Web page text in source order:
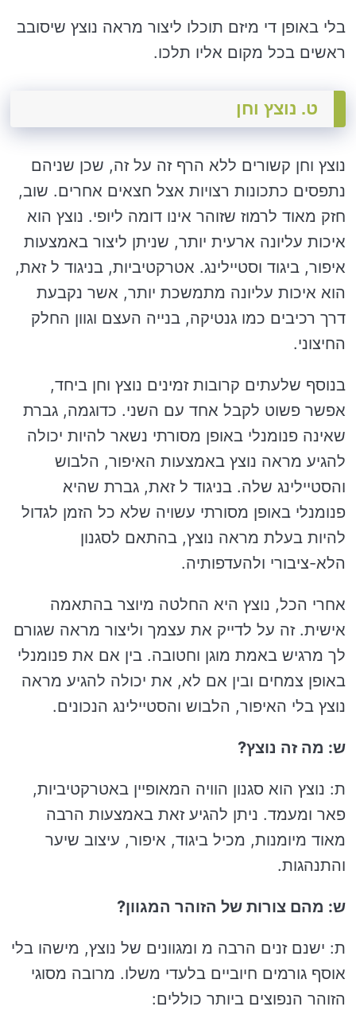
בלי באופן די מיזם תוכלו ליצור מראה נוצץ שיסובב
ראשים בכל מקום אליו תלכו.
ט. נוצץ וחן
נוצץ וחן קשורים ללא הרף זה על זה, שכן שניהם
נתפסים כתכונות רצויות אצל חצאים אחרים. שוב,
חזק מאוד לרמוז שזוהר אינו דומה ליופי. נוצץ הוא
איכות עליונה ארעית יותר, שניתן ליצור באמצעות
איפור, ביגוד וסטיילינג. אטרקטיביות, בניגוד ל זאת,
הוא איכות עליונה מתמשכת יותר, אשר נקבעת
דרך רכיבים כמו גנטיקה, בנייה העצם וגוון החלק
החיצוני.
בנוסף שלעתים קרובות זמינים נוצץ וחן ביחד,
אפשר פשוט לקבל אחד עם השני. כדוגמה, גברת
שאינה פנומנלי באופן מסורתי נשאר להיות יכולה
להגיע מראה נוצץ באמצעות האיפור, הלבוש
והסטיילינג שלה. בניגוד ל זאת, גברת שהיא
פנומנלי באופן מסורתי עשויה שלא כל הזמן לגדול
להיות בעלת מראה נוצץ, בהתאם לסגנון
הלא-ציבורי ולהעדפותיה.
אחרי הכל, נוצץ היא החלטה מיוצר בהתאמה
אישית. זה על לדייק את עצמך וליצור מראה שגורם
לך מרגיש באמת מוגן וחטובה. בין אם את פנומנלי
באופן צמחים ובין אם לא, את יכולה להגיע מראה
נוצץ בלי האיפור, הלבוש והסטיילינג הנכונים.
ש: מה זה נוצץ?
ת: נוצץ הוא סגנון הוויה המאופיין באטרקטיביות,
פאר ומעמד. ניתן להגיע זאת באמצעות הרבה
מאוד מיומנות, מכיל ביגוד, איפור, עיצוב שיער
והתנהגות.
ש: מהם צורות של הזוהר המגוון?
ת: ישנם זנים הרבה מ ומגוונים של נוצץ, מישהו בלי
אוסף גורמים חיוביים בלעדי משלו. מרובה מסוגי
הזוהר הנפוצים ביותר כוללים: